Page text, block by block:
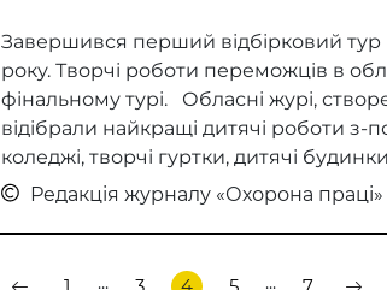
Завершився перший відбірковий тур
року. Творчі роботи переможців в
фінальному турі. Обласні журі,
відібрали найкращі дитячі роботи з-
коледжі, творчі гуртки, дитячі
Редакція журналу «Охорона праці»
... ...